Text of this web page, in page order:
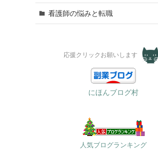
看護師の悩みと転職
応援クリックお願いします
にほんブログ村
人気ブログランキング